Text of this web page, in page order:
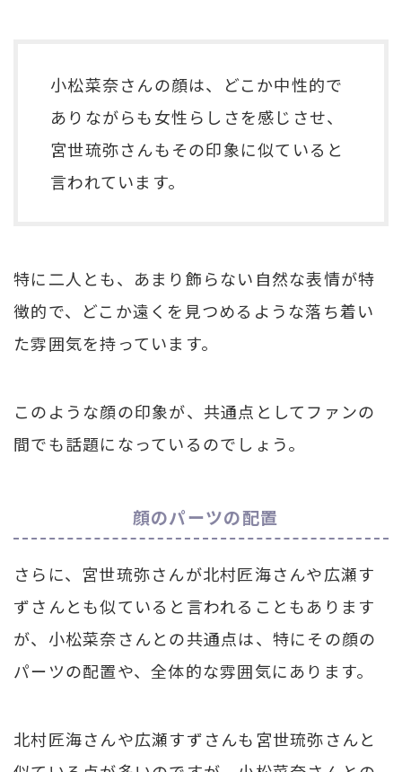
小松菜奈さんの顔は、どこか中性的で
ありながらも女性らしさを感じさせ、
宮世琉弥さんもその印象に似ていると
言われています。
特に二人とも、あまり飾らない自然な表情が特
徴的で、どこか遠くを見つめるような落ち着い
た雰囲気を持っています。
このような顔の印象が、共通点としてファンの
間でも話題になっているのでしょう。
顔のパーツの配置
さらに、宮世琉弥さんが北村匠海さんや広瀬す
ずさんとも似ていると言われることもあります
が、小松菜奈さんとの共通点は、特にその顔の
パーツの配置や、全体的な雰囲気にあります。
北村匠海さんや広瀬すずさんも宮世琉弥さんと